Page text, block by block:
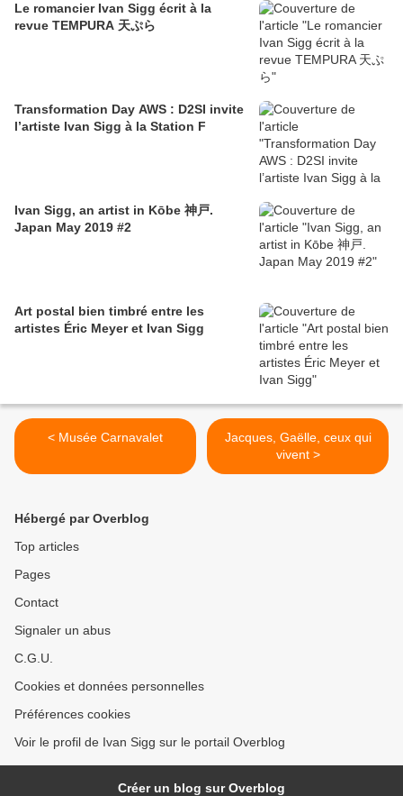
Le romancier Ivan Sigg écrit à la
revue TEMPURA 天ぷら
Transformation Day AWS : D2SI invite
l’artiste Ivan Sigg à la Station F
Ivan Sigg, an artist in Kōbe 神戸.
Japan May 2019 #2
Art postal bien timbré entre les
artistes Éric Meyer et Ivan Sigg
< Musée Carnavalet
Jacques, Gaëlle, ceux qui
vivent >
Hébergé par Overblog
Top articles
Pages
Contact
Signaler un abus
C.G.U.
Cookies et données personnelles
Préférences cookies
Voir le profil de Ivan Sigg sur le portail Overblog
Créer un blog sur Overblog